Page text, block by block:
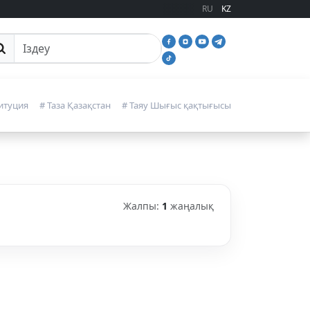
RU KZ
іздеу
# Таза Қазақстан # Таяу Шығыс қақтығысы
Жалпы: 1 жаңалық